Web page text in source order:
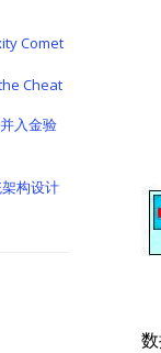
Comet
Cheat
入金验
构设计